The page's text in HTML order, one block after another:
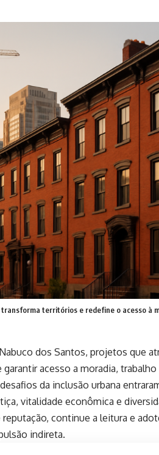
territórios e redefine o acesso à
dos Santos, projetos que
acesso a moradia,
da inclusão urbana
vitalidade econômica e
continue a leitura e
indireta.